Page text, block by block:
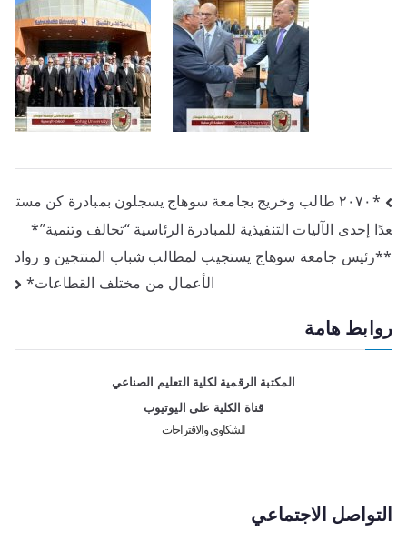
*٢٠٧٠ طالب وخريج بجامعة سوهاج يسجلون بمبادرة كن مست
عدًا إحدى الآليات التنفيذية للمبادرة الرئاسية “تحالف وتنمية”*
**رئيس جامعة سوهاج يستجيب لمطالب شباب المنتجين و رواد
الأعمال من مختلف القطاعات*
روابط هامة
المكتبة الرقمية لكلية التعليم الصناعي
قناة الكلية على اليوتيوب
الشكاوى والاقتراحات
التواصل الاجتماعي